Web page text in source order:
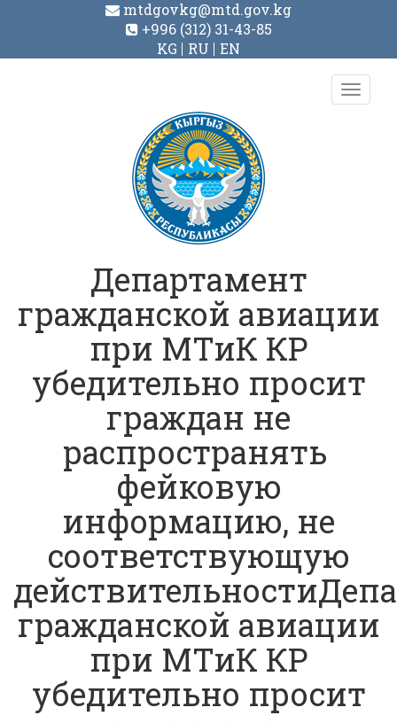
mtdgovkg@mtd.gov.kg
+996 (312) 31-43-85
KG
RU EN
Toggle
Департамент
гражданской авиации
при МТиК КР
убедительно просит
граждан не
распространять
фейковую
информацию, не
соответствующую
гражданской авиации
при МТиК КР
убедительно просит